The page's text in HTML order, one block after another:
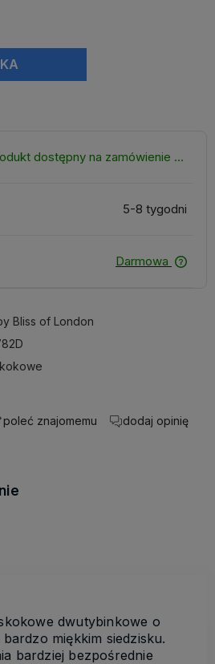
Produkt dostępny na zamówienie 4-6 tygodni
5-8 tygodni
Darmowa
Bliss of London
poleć znajomemu dodaj opinię
dwutybinkowe o
bardzo miękkim siedzisku.
bardziej bezpośrednie